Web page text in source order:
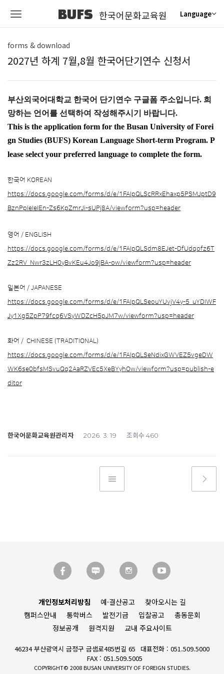
BUFS 한국어문화교육원 Language
forms & download
2027년 하계 7월,8월 한국어단기연수 신청서
부산외국어대학교 한국어 단기연수 구글폼 주소입니다. 희
망하는 언어를 선택하여 작성해주시기 바랍니다.
This is the application form for the Busan University of Forei
gn Studies (BUFS) Korean Language Short-term Program. P
lease select your preferred language to complete the form.
한국어 KOREAN
https://docs.google.com/forms/d/e/1FAIpQLScRRxEhaxp5PSMJptD9
BznPpIeIeIEn-Zs6KpZmrJi-sUPj8A/viewform?usp=header
영어 / ENGLISH
https://docs.google.com/forms/d/e/1FAIpQLSdm8EJet-DfUdqofz6T
Zz2RV_Nwr3zLH0yBvKEu4Jo9jBA-ow/viewform?usp=header
일본어 / JAPANESE
https://docs.google.com/forms/d/e/1FAIpQLSeouYUvjV4y-5_uYDIWF
Jy1Xg5ZpP79fcq6VSyWDZcH5pJM7w/viewform?usp=header
화어 / CHINESE (TRADITIONAL)
https://docs.google.com/forms/d/e/1FAIpQLSeNdixGWVEZ5vgeDW
WK6se0bfsMSvuQq2AaRZVEc5XeBYyhOw/viewform?usp=publish-e
ditor
한국어문화교육원관리자 2026. 3. 19 조회수 460
개인정보처리방침 예·결산공고
찾아오시는 길
캠퍼스안내
통학버스 발전기금 입찰공고
총동문회
정보공개
원격지원 교내 주요사이트
46234 부산광역시 금정구 금샘로485번길 65
대표전화 : 051.509.5000
FAX : 051.509.5005
COPYRIGHT© 2008 BUSAN UNIVERSITY OF FOREIGN STUDIES.